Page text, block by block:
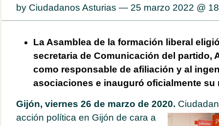
by Ciudadanos Asturias — 25 marzo 2022 @
La Asamblea de la formación liberal
secretaria de Comunicación del partido,
como responsable de afiliación y al
asociaciones e inauguró oficialmente su
Gijón, viernes 26 de marzo de 2020.
acción política en Gijón de cara a